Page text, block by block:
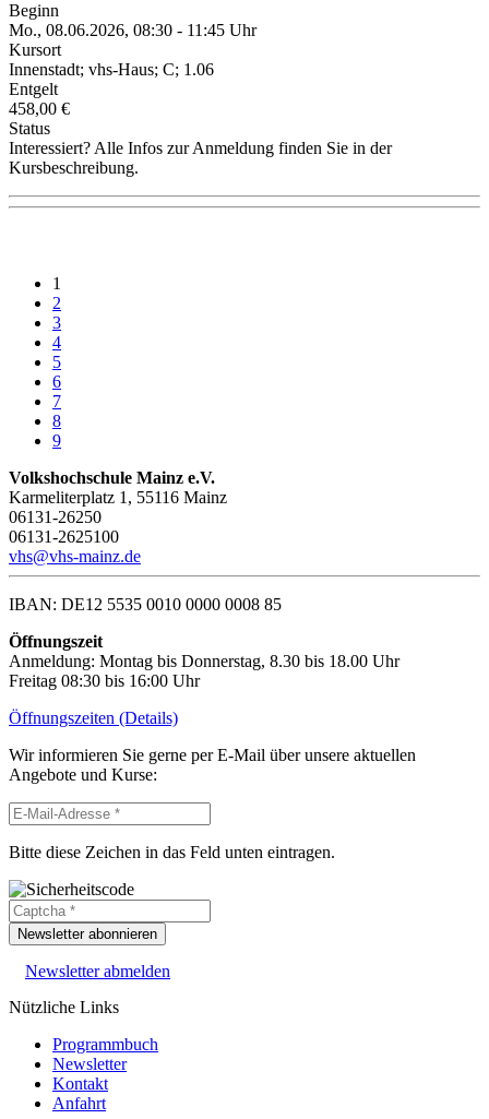
Beginn
Mo., 08.06.2026, 08:30 - 11:45 Uhr
Kursort
Innenstadt; vhs-Haus; C; 1.06
Entgelt
458,00 €
Status
Interessiert? Alle Infos zur Anmeldung finden Sie in der
Kursbeschreibung.
1
2
3
4
5
6
7
8
9
Volkshochschule Mainz e.V.
Karmeliterplatz 1, 55116 Mainz
06131-26250
06131-2625100
vhs@vhs-mainz.de
IBAN: DE12 5535 0010 0000 0008 85
Öffnungszeit
Anmeldung: Montag bis Donnerstag, 8.30 bis 18.00 Uhr
Freitag 08:30 bis 16:00 Uhr
Öffnungszeiten (Details)
Wir informieren Sie gerne per E-Mail über unsere aktuellen
Angebote und Kurse:
Bitte diese Zeichen in das Feld unten eintragen.
Newsletter abonnieren
Newsletter abmelden
Nützliche Links
Programmbuch
Newsletter
Kontakt
Anfahrt